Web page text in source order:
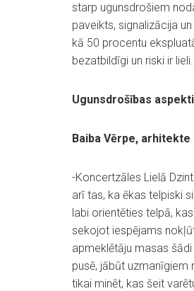
starp ugunsdrošiem
paveikts, signalizācija
kā 50 procentu
bezatbildīgi un riski ir lieli.
Ugunsdrošības
Baiba Vērpe, arhitekte
-Koncertzāles Lielā
arī tas, ka ēkas telpiski
labi orientēties telpā,
sekojot iespējams
apmeklētāju masas
pusē, jābūt uzmanīgiem
tikai minēt, kas šeit